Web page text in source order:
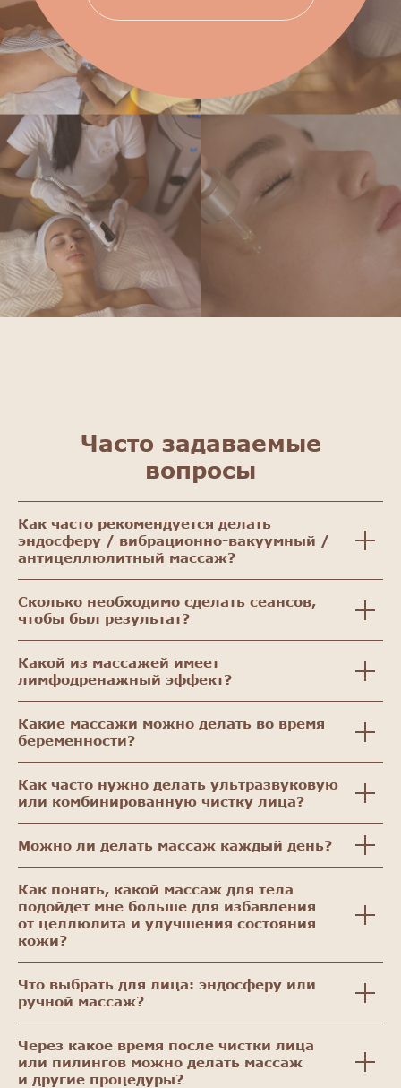
Часто задаваемые
вопросы
Как часто рекомендуется делать
эндосферу / вибрационно-вакуумный /
антицеллюлитный массаж?
Сколько необходимо сделать сеансов,
чтобы был результат?
Какой из массажей имеет
лимфодренажный эффект?
Какие массажи можно делать во время
беременности?
Как часто нужно делать ультразвуковую
или комбинированную чистку лица?
Можно ли делать массаж каждый день?
Как понять, какой массаж для тела
подойдет мне больше для избавления
от целлюлита и улучшения состояния
кожи?
Что выбрать для лица: эндосферу или
ручной массаж?
Через какое время после чистки лица
или пилингов можно делать массаж
и другие процедуры?